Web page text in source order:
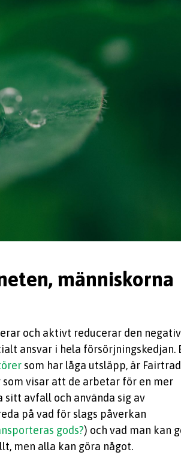
människorna
och aktivt reducerar den
ansvar i hela försörjningskedjan.
som har låga utsläpp, är
visar att de arbetar för en mer
avfall och använda sig av
på vad för slags påverkan
gods?) och vad man kan
men alla kan göra något.